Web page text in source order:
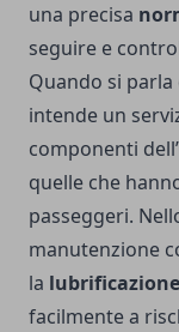
una precisa
seguire e
Quando si
intende un
componenti
quelle che
passeggeri.
manutenzione
la lubrificazione
facilmente a